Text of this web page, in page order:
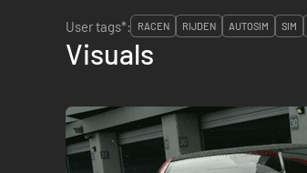
User tags*:
RACEN RIJDEN AUTOSIM SIM
Visuals